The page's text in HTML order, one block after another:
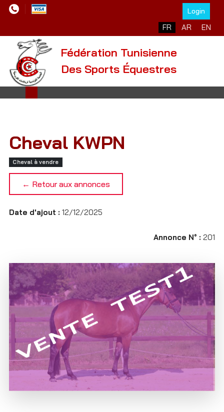
Login
Sélectionnez votre
FR AR EN
Fédération Tunisienne
Des Sports Équestres
Cheval KWPN
Cheval à vendre
← Retour aux annonces
Date d'ajout : 12/12/2025
Annonce N° : 201